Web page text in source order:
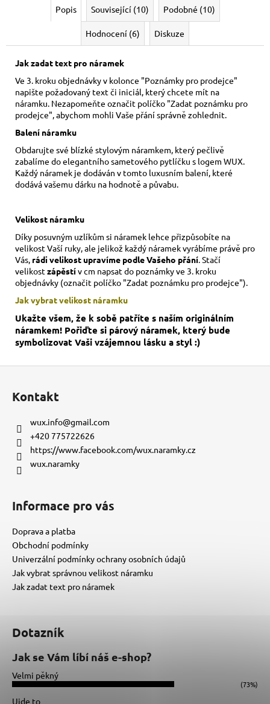
Popis Související (10) Podobné (10)
Hodnocení (6) Diskuze
Jak zadat text pro náramek
Ve 3. kroku objednávky v kolonce "Poznámky pro prodejce"
napište požadovaný text či iniciál, který chcete mít na
náramku. Nezapomeňte označit políčko "Zadat poznámku pro
prodejce", abychom mohli Vaše přání správně zohlednit.
Balení náramku
Obdarujte své blízké stylovým náramkem, který pečlivě
zabalíme do elegantního sametového pytlíčku s logem WUX.
Každý náramek je dodáván v tomto luxusním balení, které
dodává vašemu dárku na hodnotě a půvabu.
Velikost náramku
Díky posuvným uzlíkům si náramek lehce přizpůsobíte na
velikost Vaší ruky, ale jelikož každý náramek vyrábíme právě pro
Vás, rádi velikost upravíme podle Vašeho přání . Stačí
velikostzápěstív cm napsat do poznámky ve 3. kroku
objednávky (označit políčko "Zadat poznámku pro prodejce").
Jak vybrat velikost náramku
Ukažte všem, že k sobě patříte s naším originálním
náramkem! Pořiďte si párový náramek, který bude
symbolizovat Vaši vzájemnou lásku a styl :)
Kontakt
wux.info@gmail.com
+420 775722626
https://www.facebook.com/wux.naramky.cz
wux.naramky
Informace pro vás
Doprava a platba
Obchodní podmínky
Univerzální podmínky ochrany osobních údajů
Jak vybrat správnou velikost náramku
Jak zadat text pro náramek
Dotazník
Jak se Vám líbí náš e-shop?
Velmi pěkný
(73%)
Ujde to